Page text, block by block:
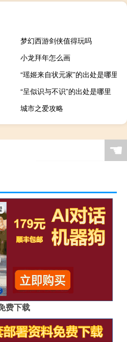
梦幻西游剑侠值得玩吗
小龙拜年怎么画
“瑶姬来自状元家”的出处是哪里
“呈似识与不识”的出处是哪里
城市之爱攻略
☚
费下载